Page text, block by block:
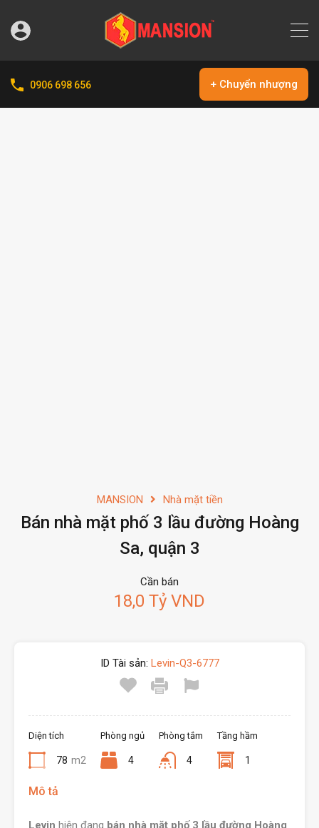
0906 698 656 + Chuyển nhượng
MANSION Nhà mặt tiền
Bán nhà mặt phố 3 lầu đường Hoàng
Sa, quận 3
Cần bán
18,0 Tỷ VND
ID Tài sản: Levin-Q3-6777
Diện tích
78 m2
Phòng ngủ
4
Phòng tắm
4
Tầng hầm
1
Mô tả
Levin hiện đang bán nhà mặt phố 3 lầu đường Hoàng